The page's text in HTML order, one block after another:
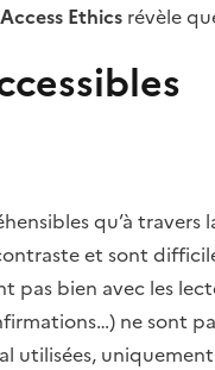
Access Ethics révèle
qu’à travers
et sont
bien avec les
ne sont
utilisées,